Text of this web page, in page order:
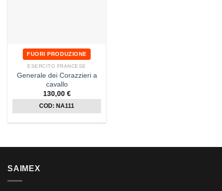
FUORI PRODUZIONE
ESERCITO FRANCESE
Generale dei Corazzieri a
cavallo
130,00 €
COD: NA111
SAIMEX